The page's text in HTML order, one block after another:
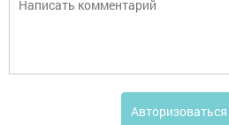
Авторизоваться